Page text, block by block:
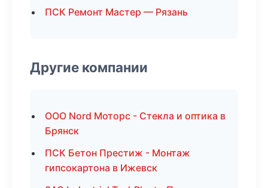
ПСК Ремонт Мастер — Рязань
Другие компании
ООО Nord Моторс - Стекла и оптика в
Брянск
ПСК Бетон Престиж - Монтаж
гипсокартона в Ижевск